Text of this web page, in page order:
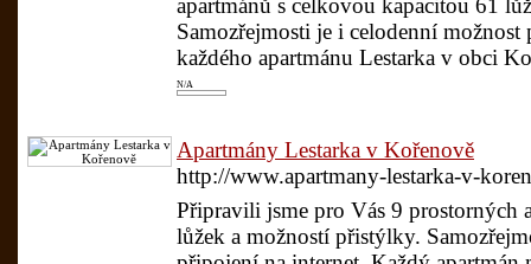
apartmánů s celkovou kapacitou 61
Samozřejmosti je i celodenní
každého apartmánu Lestarka v obci
N/A
Apartmány Lestarka v Kořenově
http://www.apartmany-lestarka-v-
Připravili jsme pro Vás 9 prostorných
lůžek a možností přistýlky.